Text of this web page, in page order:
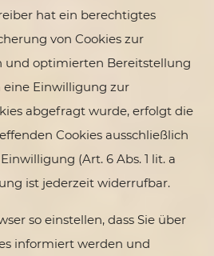
hat ein berechtigtes
von Cookies zur
und optimierten Bereitstellung
eine Einwilligung zur
abgefragt wurde, erfolgt die
Cookies ausschließlich
(Art. 6 Abs. 1 lit. a
ist jederzeit widerrufbar.
so einstellen, dass Sie über
informiert werden und